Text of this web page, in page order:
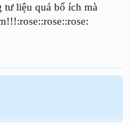
tư liệu quá bổ ích mà